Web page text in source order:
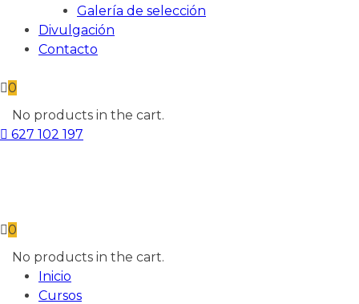
Galería de selección
Divulgación
Contacto
0
No products in the cart.
627 102 197
0
No products in the cart.
Inicio
Cursos